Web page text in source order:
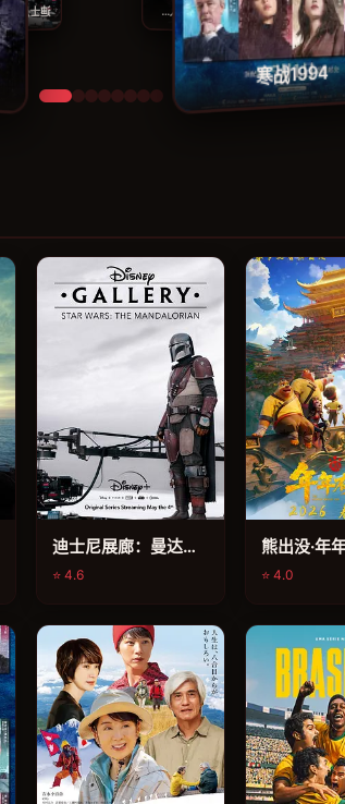
极速恶魔
迪士尼展廊：曼达洛人第二季
迪士尼展廊：曼达洛人 第一季
⭐ 4.6
电影
熊出没·年
⭐ 4.0
电影 电影